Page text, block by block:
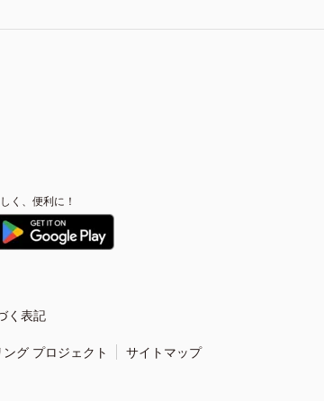
く、便利に！
く表記
グ プロジェクト サイトマップ